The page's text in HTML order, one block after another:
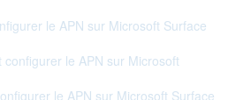
le APN sur Microsoft Surface
le APN sur Microsoft
le APN sur Microsoft Surface